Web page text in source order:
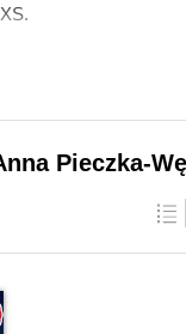
Pieczka-